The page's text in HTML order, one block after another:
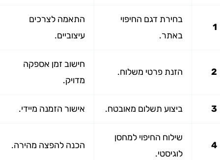
בחירת דגם החיפוי
באתר.
התאמה לצרכים
עיצוביים.
הזנת פרטי משלוח.
חישוב זמן אספקה
מדויק.
ביצוע תשלום מאובטח. אישור הזמנה מיידי.
שילוח החיפוי למחסן
לוגיסטי.
הכנה להפצה מהירה.